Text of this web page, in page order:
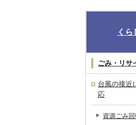
くら
ごみ・リサ
台風の接近
応
資源ごみ